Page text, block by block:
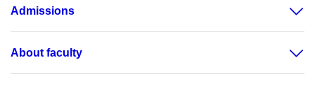
Admissions
About faculty